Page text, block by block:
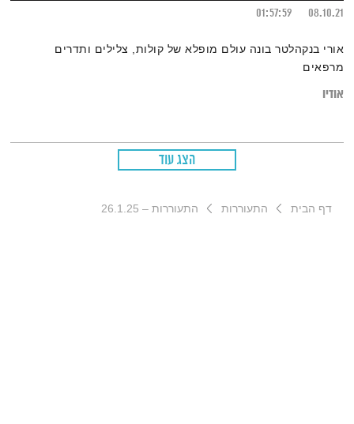
08.10.21
01:57:59
אורי בנקהלטר בונה עולם מופלא של קולות, צלילים ותדרים
מרפאים
אודיו
הצג עוד
דף הבית התעוררות התעוררות – 26.1.25